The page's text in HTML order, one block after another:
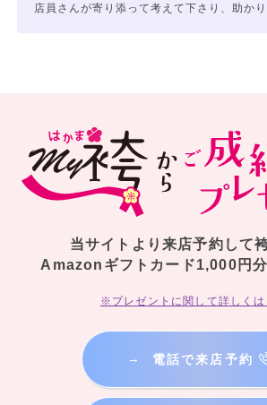
店員さんが寄り添って考えて下さり、助かり
当サイトより来店予約して
Amazonギフトカード1,000円
※プレゼントに関して詳しくは
→ 電話で来店予約